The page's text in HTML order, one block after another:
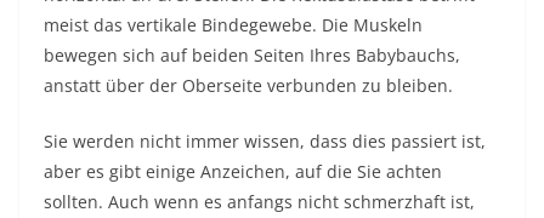
meist das vertikale Bindegewebe. Die Muskeln
bewegen sich auf beiden Seiten Ihres Babybauchs,
anstatt über der Oberseite verbunden zu bleiben.
Sie werden nicht immer wissen, dass dies passiert ist,
aber es gibt einige Anzeichen, auf die Sie achten
sollten. Auch wenn es anfangs nicht schmerzhaft ist,